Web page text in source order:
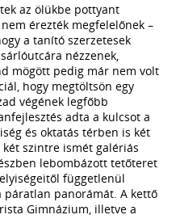
az ölükbe pottyant
érezték megfelelőnek –
a tanító szerzetesek
nézzenek,
mögött pedig már nem volt
hogy megtöltsön egy
végének legfőbb
adta a kulcsot a
és oktatás térben is két
szintre ismét galériás
lebombázott tetőteret
függetlenül
panorámát. A kettő
Gimnázium, illetve a